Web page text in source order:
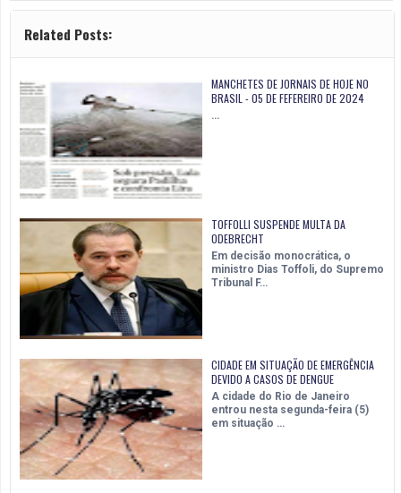
Related Posts:
MANCHETES DE JORNAIS DE HOJE NO
BRASIL - 05 DE FEFEREIRO DE 2024
…
TOFFOLLI SUSPENDE MULTA DA
ODEBRECHT
Em decisão monocrática, o
ministro Dias Toffoli, do Supremo
Tribunal F…
CIDADE EM SITUAÇÃO DE EMERGÊNCIA
DEVIDO A CASOS DE DENGUE
A cidade do Rio de Janeiro
entrou nesta segunda-feira (5)
em situação …